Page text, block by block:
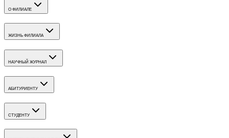
О ФИЛИАЛЕ
ЖИЗНЬ ФИЛИАЛА
НАУЧНЫЙ ЖУРНАЛ
АБИТУРИЕНТУ
СТУДЕНТУ